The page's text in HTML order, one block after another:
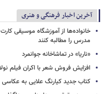
آخرین اخبار فرهنگی و هنری
خانواده‌ها از آموزشگاه موسیقی
مدرس را مطالبه کنند
«ناریا» در تماشاخانه جوانمرد
افزایش فروش شعر با اکران فیلم
کتاب جدید کیارنگ علایی به